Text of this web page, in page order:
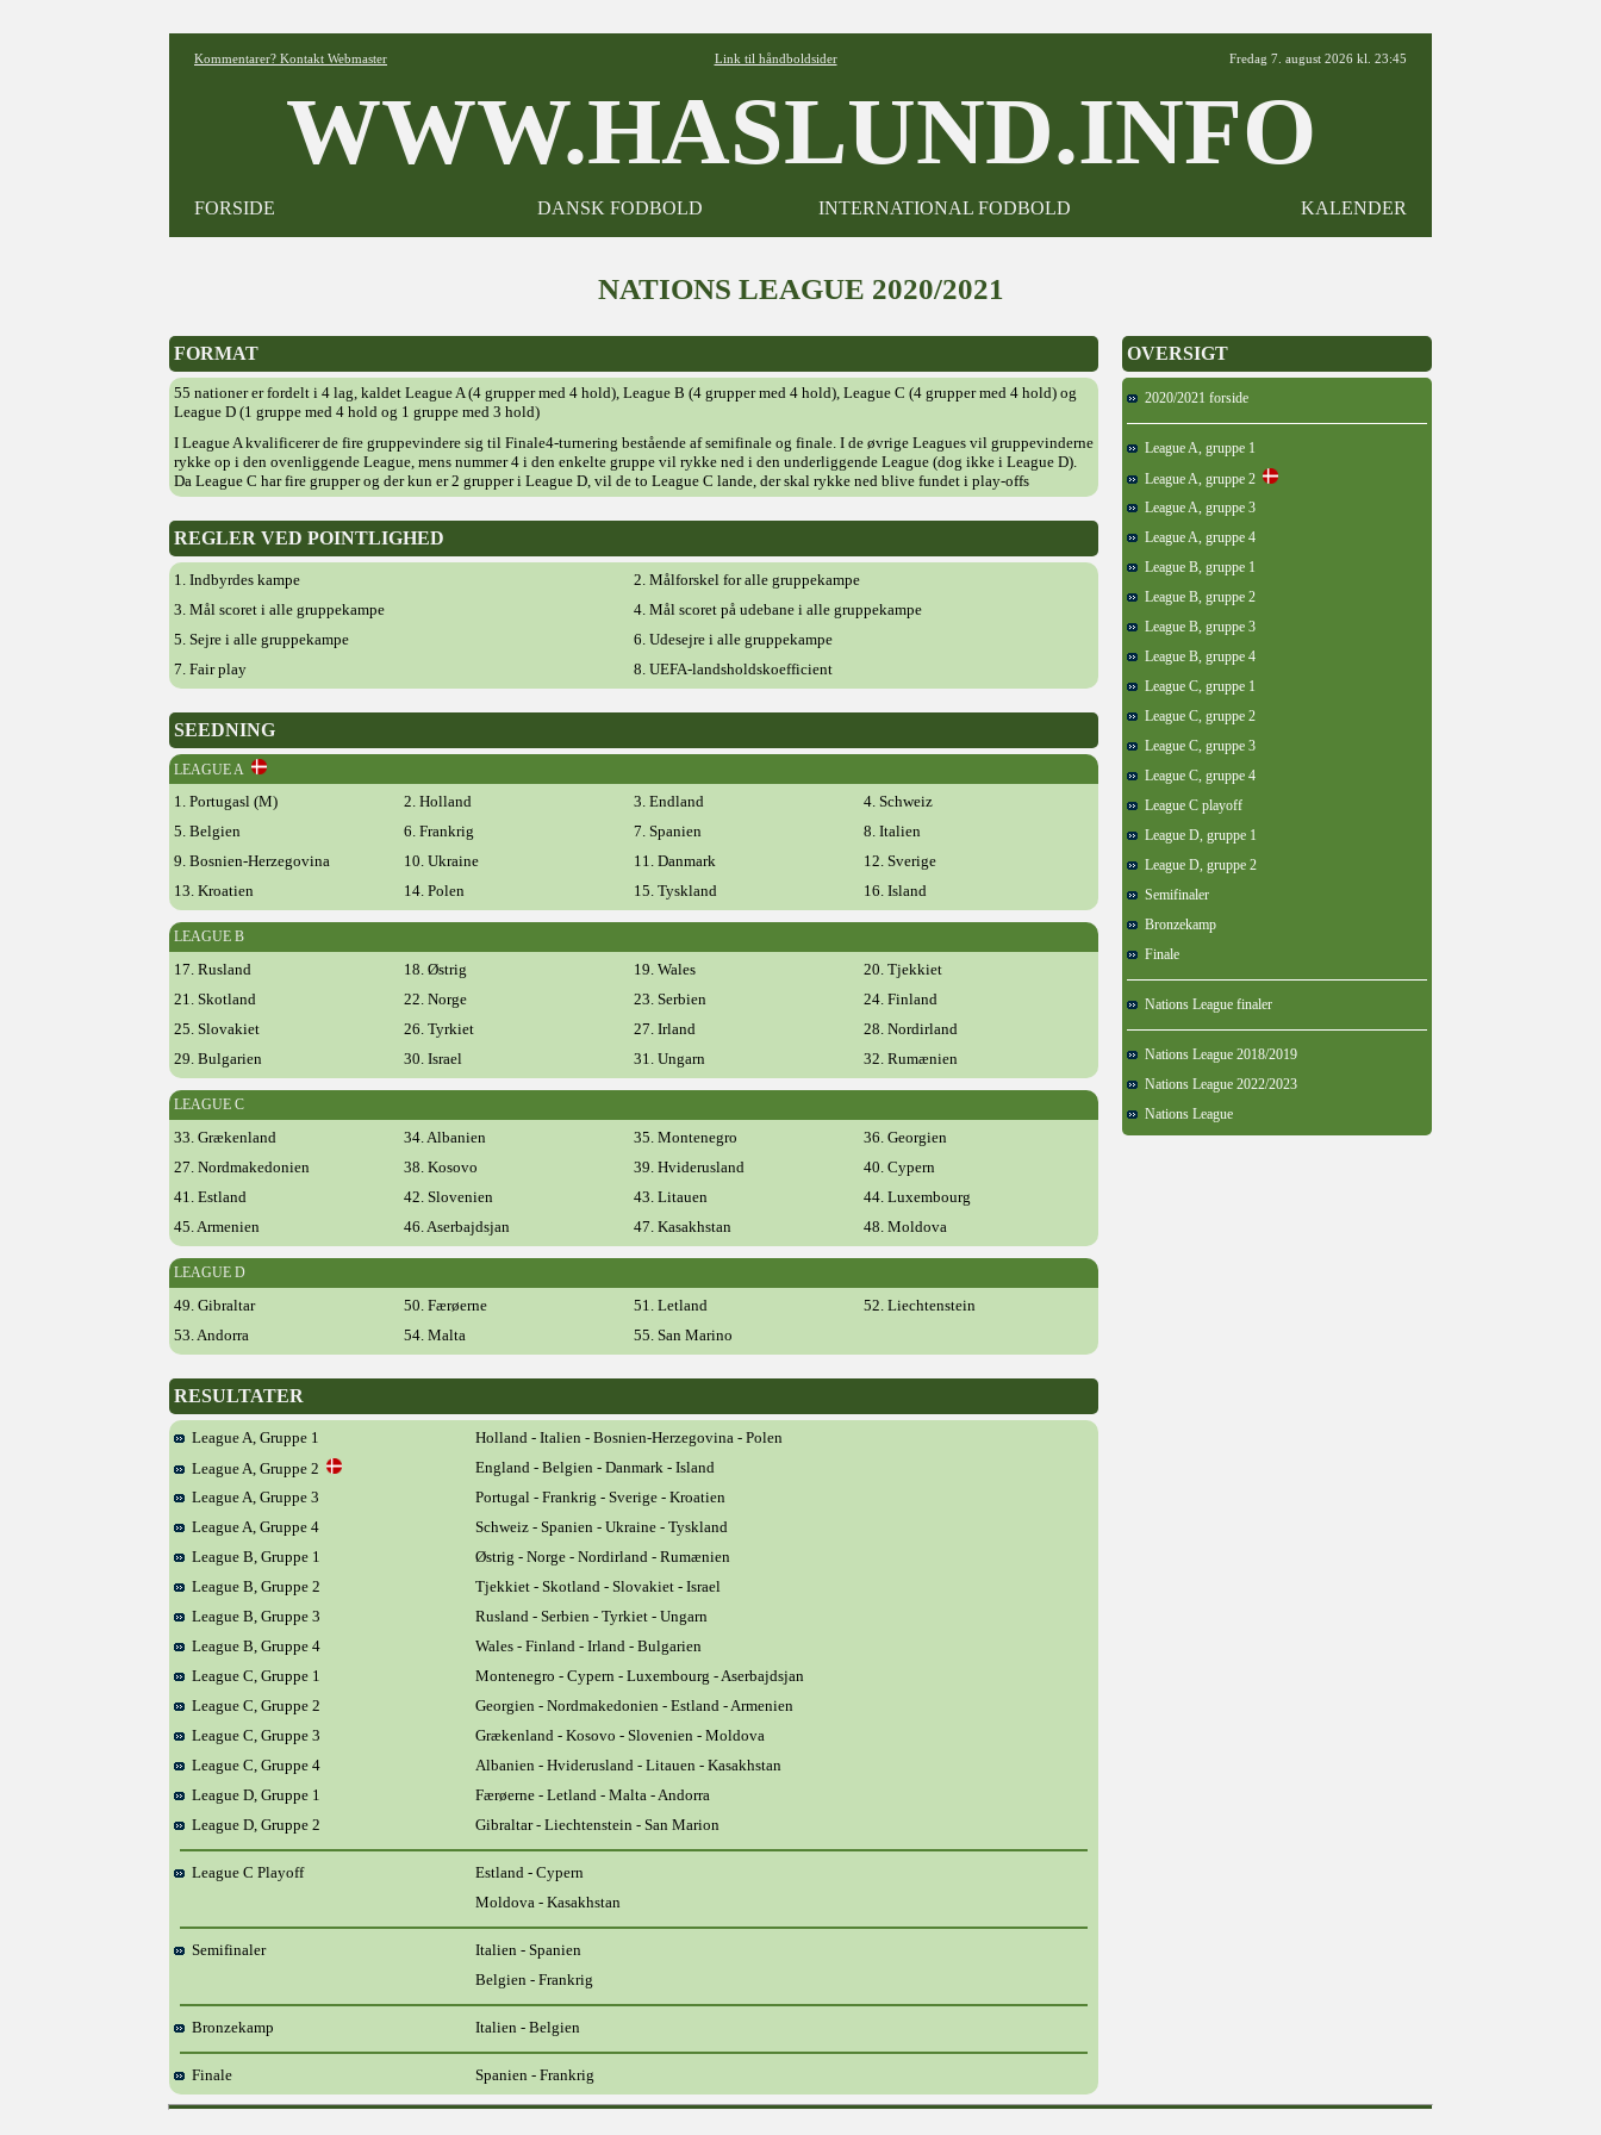
Kommentarer? Kontakt Webmaster Link til håndboldsider Fredag 7. august 2026 kl. 23:45
WWW.HASLUND.INFO
FORSIDE DANSK FODBOLD INTERNATIONAL FODBOLD KALENDER
NATIONS LEAGUE 2020/2021
FORMAT
55 nationer er fordelt i 4 lag, kaldet League A (4 grupper med 4 hold), League B (4 grupper med 4 hold), League C (4 grupper med 4 hold) og
League D (1 gruppe med 4 hold og 1 gruppe med 3 hold)
I League A kvalificerer de fire gruppevindere sig til Finale4-turnering bestående af semifinale og finale. I de øvrige Leagues vil gruppevinderne
rykke op i den ovenliggende League, mens nummer 4 i den enkelte gruppe vil rykke ned i den underliggende League (dog ikke i League D).
Da League C har fire grupper og der kun er 2 grupper i League D, vil de to League C lande, der skal rykke ned blive fundet i play-offs
REGLER VED POINTLIGHED
1. Indbyrdes kampe
2. Målforskel for alle gruppekampe
3. Mål scoret i alle gruppekampe
4. Mål scoret på udebane i alle gruppekampe
5. Sejre i alle gruppekampe
6. Udesejre i alle gruppekampe
7. Fair play
8. UEFA-landsholdskoefficient
SEEDNING
LEAGUE A
1. Portugasl (M) 2. Holland 3. Endland
4. Schweiz
5. Belgien
6. Frankrig 7. Spanien
8. Italien
9. Bosnien-Herzegovina
10. Ukraine 11. Danmark
12. Sverige
13. Kroatien
14. Polen 15. Tyskland 16. Island
LEAGUE B
17. Rusland 18. Østrig 19. Wales
20. Tjekkiet
21. Skotland
22. Norge 23. Serbien
24. Finland
25. Slovakiet
26. Tyrkiet 27. Irland
28. Nordirland
29. Bulgarien
30. Israel 31. Ungarn 32. Rumænien
LEAGUE C
33. Grækenland 34. Albanien 35. Montenegro
36. Georgien
27. Nordmakedonien
38. Kosovo 39. Hviderusland
40. Cypern
41. Estland
42. Slovenien 43. Litauen
44. Luxembourg
45. Armenien
46. Aserbajdsjan 47. Kasakhstan 48. Moldova
LEAGUE D
49. Gibraltar 50. Færøerne 51. Letland
52. Liechtenstein
53. Andorra
54. Malta 55. San Marino
RESULTATER
League A, Gruppe 1
Holland - Italien - Bosnien-Herzegovina - Polen
League A, Gruppe 2
England - Belgien - Danmark - Island
League A, Gruppe 3
Portugal - Frankrig - Sverige - Kroatien
League A, Gruppe 4
Schweiz - Spanien - Ukraine - Tyskland
League B, Gruppe 1
Østrig - Norge - Nordirland - Rumænien
League B, Gruppe 2
Tjekkiet - Skotland - Slovakiet - Israel
League B, Gruppe 3
Rusland - Serbien - Tyrkiet - Ungarn
League B, Gruppe 4
Wales - Finland - Irland - Bulgarien
League C, Gruppe 1
Montenegro - Cypern - Luxembourg - Aserbajdsjan
League C, Gruppe 2
Georgien - Nordmakedonien - Estland - Armenien
League C, Gruppe 3
Grækenland - Kosovo - Slovenien - Moldova
League C, Gruppe 4
Albanien - Hviderusland - Litauen - Kasakhstan
League D, Gruppe 1
Færøerne - Letland - Malta - Andorra
League D, Gruppe 2
Gibraltar - Liechtenstein - San Marion
League C Playoff
Estland - Cypern
Moldova - Kasakhstan
Semifinaler
Italien - Spanien
Belgien - Frankrig
Bronzekamp Italien - Belgien
Finale Spanien - Frankrig
OVERSIGT
2020/2021 forside
League A, gruppe 1
League A, gruppe 2
League A, gruppe 3
League A, gruppe 4
League B, gruppe 1
League B, gruppe 2
League B, gruppe 3
League B, gruppe 4
League C, gruppe 1
League C, gruppe 2
League C, gruppe 3
League C, gruppe 4
League C playoff
League D, gruppe 1
League D, gruppe 2
Semifinaler
Bronzekamp
Finale
Nations League finaler
Nations League 2018/2019
Nations League 2022/2023
Nations League